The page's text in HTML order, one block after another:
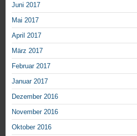
Juni 2017
Mai 2017
April 2017
März 2017
Februar 2017
Januar 2017
Dezember 2016
November 2016
Oktober 2016